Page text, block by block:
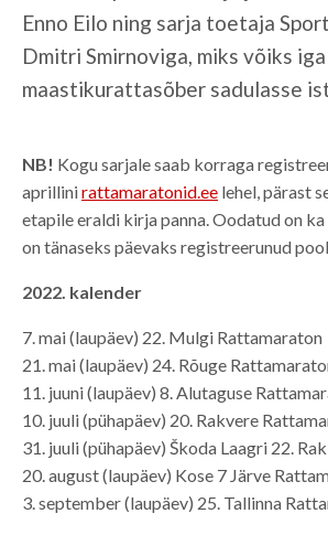
Enno Eilo ning sarja toetaja
Dmitri Smirnoviga, miks võiks iga
maastikurattasõber sadulasse
NB! Kogu sarjale saab korraga
aprillinirattamaratonid.ee lehel, pärast
etapile eraldi kirja panna. Oodatud on
on tänaseks päevaks registreerunud
2022. kalender
7. mai (laupäev) 22. Mulgi Rattamaraton
21. mai (laupäev) 24. Rõuge
11. juuni (laupäev) 8. Alutaguse
10. juuli (pühapäev) 20. Rakvere
31. juuli (pühapäev) Škoda Laagri 22.
20. august (laupäev) Kose 7 Järve
3. september (laupäev) 25. Tallinna